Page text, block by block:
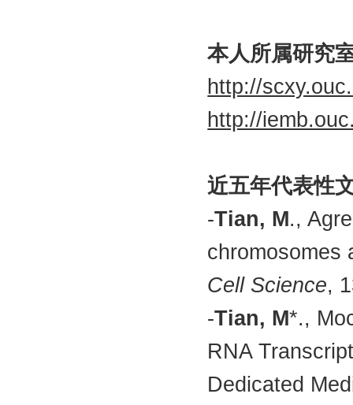
本人所属研究
http://
http://
近五年代表性
-Tian, M.,
chromosomes
Cell Science,
-Tian, M*.,
RNA
Dedicated